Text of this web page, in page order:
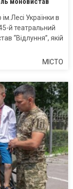
Українки в
й театральний
“Відлуння”, якій
МІСТО